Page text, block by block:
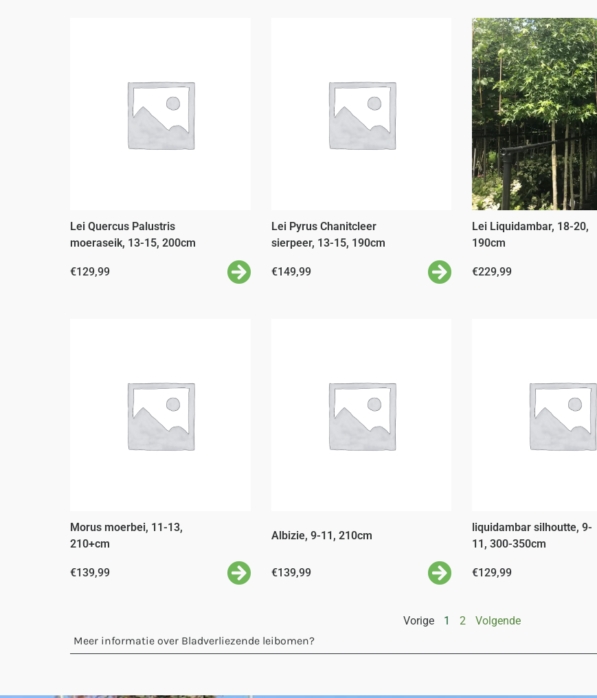
Lei Quercus Palustris
moeraseik, 13-15, 200cm
€129,99
Lei Pyrus Chanitcleer
sierpeer, 13-15, 190cm
€149,99
Lei Liquidambar, 18-20,
190cm
€229,99
Morus moerbei, 11-13,
210+cm
€139,99
Albizie, 9-11, 210cm
€139,99
liquidambar silhoutte, 9-
11, 300-350cm
€129,99
Vorige 1 2
Volgende
Meer informatie over Bladverliezende leibomen?